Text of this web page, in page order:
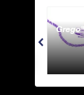
Grego